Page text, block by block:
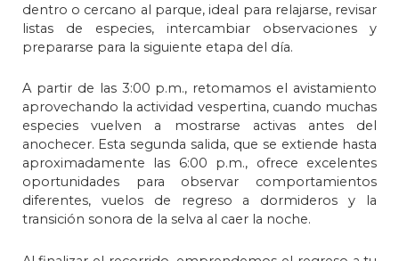
dentro o cercano al parque, ideal para relajarse, revisar
listas de especies, intercambiar observaciones y
prepararse para la siguiente etapa del día.
A partir de las 3:00 p.m., retomamos el avistamiento
aprovechando la actividad vespertina, cuando muchas
especies vuelven a mostrarse activas antes del
anochecer. Esta segunda salida, que se extiende hasta
aproximadamente las 6:00 p.m., ofrece excelentes
oportunidades para observar comportamientos
diferentes, vuelos de regreso a dormideros y la
transición sonora de la selva al caer la noche.